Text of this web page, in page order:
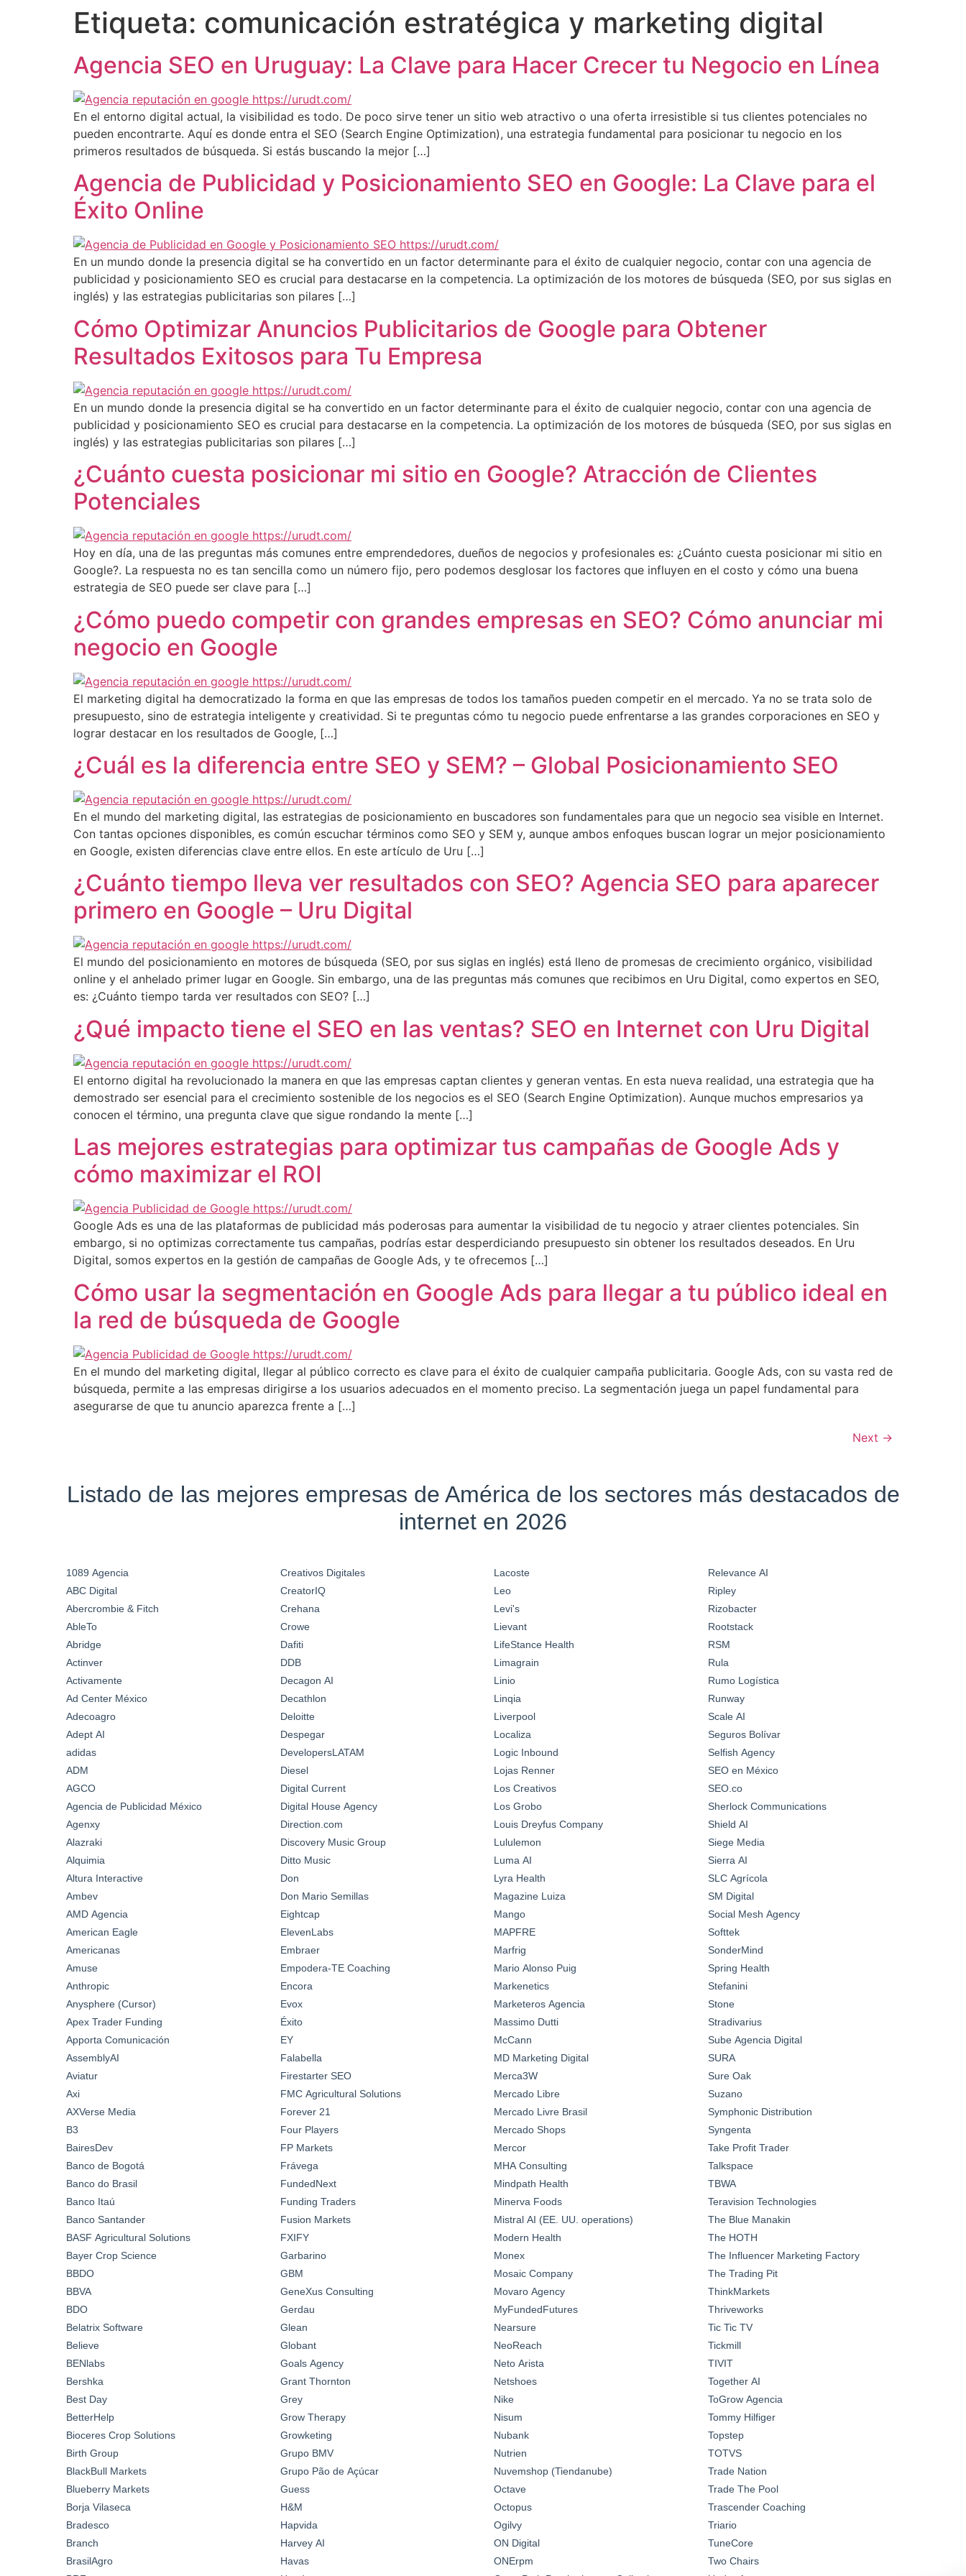
Etiqueta: comunicación estratégica y marketing digital
Agencia SEO en Uruguay: La Clave para Hacer Crecer tu Negocio en Línea
En el entorno digital actual, la visibilidad es todo. De poco sirve tener un sitio web atractivo o una oferta irresistible si tus clientes potenciales no
pueden encontrarte. Aquí es donde entra el SEO (Search Engine Optimization), una estrategia fundamental para posicionar tu negocio en los
primeros resultados de búsqueda. Si estás buscando la mejor […]
Agencia de Publicidad y Posicionamiento SEO en Google: La Clave para el
Éxito Online
En un mundo donde la presencia digital se ha convertido en un factor determinante para el éxito de cualquier negocio, contar con una agencia de
publicidad y posicionamiento SEO es crucial para destacarse en la competencia. La optimización de los motores de búsqueda (SEO, por sus siglas en
inglés) y las estrategias publicitarias son pilares […]
Cómo Optimizar Anuncios Publicitarios de Google para Obtener
Resultados Exitosos para Tu Empresa
En un mundo donde la presencia digital se ha convertido en un factor determinante para el éxito de cualquier negocio, contar con una agencia de
publicidad y posicionamiento SEO es crucial para destacarse en la competencia. La optimización de los motores de búsqueda (SEO, por sus siglas en
inglés) y las estrategias publicitarias son pilares […]
¿Cuánto cuesta posicionar mi sitio en Google? Atracción de Clientes
Potenciales
Hoy en día, una de las preguntas más comunes entre emprendedores, dueños de negocios y profesionales es: ¿Cuánto cuesta posicionar mi sitio en
Google?. La respuesta no es tan sencilla como un número fijo, pero podemos desglosar los factores que influyen en el costo y cómo una buena
estrategia de SEO puede ser clave para […]
¿Cómo puedo competir con grandes empresas en SEO? Cómo anunciar mi
negocio en Google
El marketing digital ha democratizado la forma en que las empresas de todos los tamaños pueden competir en el mercado. Ya no se trata solo de
presupuesto, sino de estrategia inteligente y creatividad. Si te preguntas cómo tu negocio puede enfrentarse a las grandes corporaciones en SEO y
lograr destacar en los resultados de Google, […]
¿Cuál es la diferencia entre SEO y SEM? – Global Posicionamiento SEO
En el mundo del marketing digital, las estrategias de posicionamiento en buscadores son fundamentales para que un negocio sea visible en Internet.
Con tantas opciones disponibles, es común escuchar términos como SEO y SEM y, aunque ambos enfoques buscan lograr un mejor posicionamiento
en Google, existen diferencias clave entre ellos. En este artículo de Uru […]
¿Cuánto tiempo lleva ver resultados con SEO? Agencia SEO para aparecer
primero en Google – Uru Digital
El mundo del posicionamiento en motores de búsqueda (SEO, por sus siglas en inglés) está lleno de promesas de crecimiento orgánico, visibilidad
online y el anhelado primer lugar en Google. Sin embargo, una de las preguntas más comunes que recibimos en Uru Digital, como expertos en SEO,
es: ¿Cuánto tiempo tarda ver resultados con SEO? […]
¿Qué impacto tiene el SEO en las ventas? SEO en Internet con Uru Digital
El entorno digital ha revolucionado la manera en que las empresas captan clientes y generan ventas. En esta nueva realidad, una estrategia que ha
demostrado ser esencial para el crecimiento sostenible de los negocios es el SEO (Search Engine Optimization). Aunque muchos empresarios ya
conocen el término, una pregunta clave que sigue rondando la mente […]
Las mejores estrategias para optimizar tus campañas de Google Ads y
cómo maximizar el ROI
Google Ads es una de las plataformas de publicidad más poderosas para aumentar la visibilidad de tu negocio y atraer clientes potenciales. Sin
embargo, si no optimizas correctamente tus campañas, podrías estar desperdiciando presupuesto sin obtener los resultados deseados. En Uru
Digital, somos expertos en la gestión de campañas de Google Ads, y te ofrecemos […]
Cómo usar la segmentación en Google Ads para llegar a tu público ideal en
la red de búsqueda de Google
En el mundo del marketing digital, llegar al público correcto es clave para el éxito de cualquier campaña publicitaria. Google Ads, con su vasta red de
búsqueda, permite a las empresas dirigirse a los usuarios adecuados en el momento preciso. La segmentación juega un papel fundamental para
asegurarse de que tu anuncio aparezca frente a […]
Next →
Listado de las mejores empresas de América de los sectores más destacados de
internet en 2026
1089 Agencia
ABC Digital
Abercrombie & Fitch
AbleTo
Abridge
Actinver
Activamente
Ad Center México
Adecoagro
Adept AI
adidas
ADM
AGCO
Agencia de Publicidad México
Agenxy
Alazraki
Alquimia
Altura Interactive
Ambev
AMD Agencia
American Eagle
Americanas
Amuse
Anthropic
Anysphere (Cursor)
Apex Trader Funding
Apporta Comunicación
AssemblyAI
Aviatur
Axi
AXVerse Media
B3
BairesDev
Banco de Bogotá
Banco do Brasil
Banco Itaú
Banco Santander
BASF Agricultural Solutions
Bayer Crop Science
BBDO
BBVA
BDO
Belatrix Software
Believe
BENlabs
Bershka
Best Day
BetterHelp
Bioceres Crop Solutions
Birth Group
BlackBull Markets
Blueberry Markets
Borja Vilaseca
Bradesco
Branch
BrasilAgro
Creativos Digitales
CreatorIQ
Crehana
Crowe
Dafiti
DDB
Decagon AI
Decathlon
Deloitte
Despegar
DevelopersLATAM
Diesel
Digital Current
Digital House Agency
Direction.com
Discovery Music Group
Ditto Music
Don
Don Mario Semillas
Eightcap
ElevenLabs
Embraer
Empodera-TE Coaching
Encora
Evox
Éxito
EY
Falabella
Firestarter SEO
FMC Agricultural Solutions
Forever 21
Four Players
FP Markets
Frávega
FundedNext
Funding Traders
Fusion Markets
FXIFY
Garbarino
GBM
GeneXus Consulting
Gerdau
Glean
Globant
Goals Agency
Grant Thornton
Grey
Grow Therapy
Growketing
Grupo BMV
Grupo Pão de Açúcar
Guess
H&M
Hapvida
Harvey AI
Havas
Lacoste
Leo
Levi's
Lievant
LifeStance Health
Limagrain
Linio
Linqia
Liverpool
Localiza
Logic Inbound
Lojas Renner
Los Creativos
Los Grobo
Louis Dreyfus Company
Lululemon
Luma AI
Lyra Health
Magazine Luiza
Mango
MAPFRE
Marfrig
Mario Alonso Puig
Markenetics
Marketeros Agencia
Massimo Dutti
McCann
MD Marketing Digital
Merca3W
Mercado Libre
Mercado Livre Brasil
Mercado Shops
Mercor
MHA Consulting
Mindpath Health
Minerva Foods
Mistral AI (EE. UU. operations)
Modern Health
Monex
Mosaic Company
Movaro Agency
MyFundedFutures
Nearsure
NeoReach
Neto Arista
Netshoes
Nike
Nisum
Nubank
Nutrien
Nuvemshop (Tiendanube)
Octave
Octopus
Ogilvy
ON Digital
ONErpm
Relevance AI
Ripley
Rizobacter
Rootstack
RSM
Rula
Rumo Logística
Runway
Scale AI
Seguros Bolívar
Selfish Agency
SEO en México
SEO.co
Sherlock Communications
Shield AI
Siege Media
Sierra AI
SLC Agrícola
SM Digital
Social Mesh Agency
Softtek
SonderMind
Spring Health
Stefanini
Stone
Stradivarius
Sube Agencia Digital
SURA
Sure Oak
Suzano
Symphonic Distribution
Syngenta
Take Profit Trader
Talkspace
TBWA
Teravision Technologies
The Blue Manakin
The HOTH
The Influencer Marketing Factory
The Trading Pit
ThinkMarkets
Thriveworks
Tic Tic TV
Tickmill
TIVIT
Together AI
ToGrow Agencia
Tommy Hilfiger
Topstep
TOTVS
Trade Nation
Trade The Pool
Trascender Coaching
Triario
TuneCore
Two Chairs